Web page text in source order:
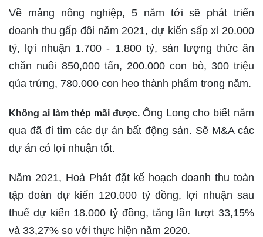
Về mảng nông nghiệp, 5 năm tới sẽ phát triển
doanh thu gấp đôi năm 2021, dự kiến sấp xỉ 20.000
tỷ, lợi nhuận 1.700 - 1.800 tỷ, sản lượng thức ăn
chăn nuôi 850,000 tấn, 200.000 con bò, 300 triệu
qủa trứng, 780.000 con heo thành phẩm trong năm.
Không ai làm thép mãi được. Ông Long cho biết năm
qua đã đi tìm các dự án bất động sản. Sẽ M&A các
dự án có lợi nhuận tốt.
Năm 2021, Hoà Phát đặt kế hoạch doanh thu toàn
tập đoàn dự kiến 120.000 tỷ đồng, lợi nhuận sau
thuế dự kiến 18.000 tỷ đồng, tăng lần lượt 33,15%
và 33,27% so với thực hiện năm 2020.